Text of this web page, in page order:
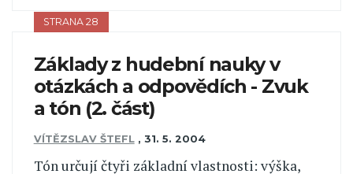
STRANA 28
Základy z hudební nauky v
otázkách a odpovědích - Zvuk
a tón (2. část)
VÍTĚZSLAV ŠTEFL , 31. 5. 2004
Tón určují čtyři základní vlastnosti: výška,